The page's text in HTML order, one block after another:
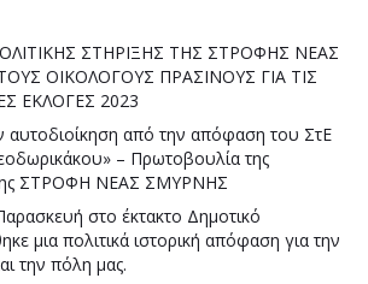
ΣΤΗΡΙΞΗΣ ΤΗΣ ΣΤΡΟΦΗΣ ΝΕΑΣ
ΟΙΚΟΛΟΓΟΥΣ ΠΡΑΣΙΝΟΥΣ ΓΙΑ ΤΙΣ
ΕΚΛΟΓΕΣ 2023
αυτοδιοίκηση από την απόφαση του ΣτΕ
– Πρωτοβουλία της
ΣΤΡΟΦΗ ΝΕΑΣ ΣΜΥΡΝΗΣ
στο έκτακτο Δημοτικό
μια πολιτικά ιστορική απόφαση για την
την πόλη μας.